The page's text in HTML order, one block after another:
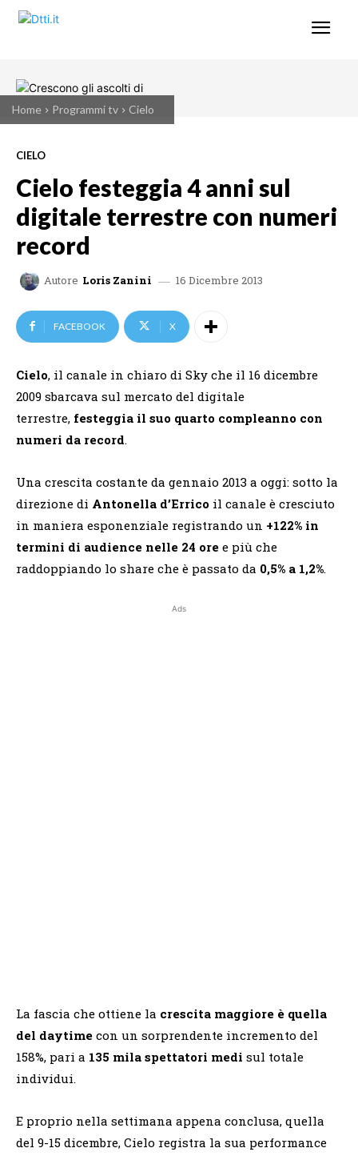
Home Programmi tv Cielo
CIELO
Cielo festeggia 4 anni sul
digitale terrestre con numeri
record
Autore Loris Zanini 16 Dicembre 2013
FACEBOOK X
Cielo, il canale in chiaro di Sky che il 16 dicembre
2009 sbarcava sul mercato del digitale
terrestre, festeggia il suo quarto compleanno con
numeri da record.
Una crescita costante da gennaio 2013 a oggi: sotto la
direzione di Antonella d’Errico il canale è cresciuto
in maniera esponenziale registrando un +122% in
termini di audience nelle 24 ore e più che
raddoppiando lo share che è passato da 0,5% a 1,2%.
Ads
La fascia che ottiene la crescita maggiore è quella
del daytime con un sorprendente incremento del
158%, pari a 135 mila spettatori medi sul totale
individui.
E proprio nella settimana appena conclusa, quella
del 9-15 dicembre, Cielo registra la sua performance